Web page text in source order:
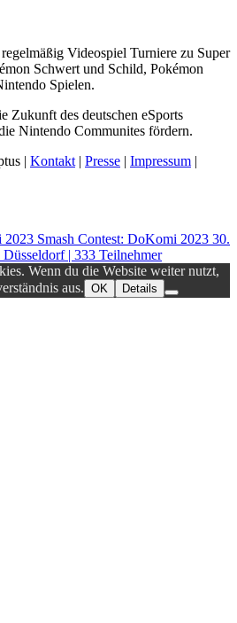
Videospiel Turniere zu Super
Schwert und Schild, Pokémon
Spielen.
Zukunft des deutschen eSports
Nintendo Communites fördern.
| Kontakt | Presse | Impressum |
Smash Contest: DoKomi 2023 30.
| 333 Teilnehmer
Wenn du die Website weiter nutzt,
aus. OK Details